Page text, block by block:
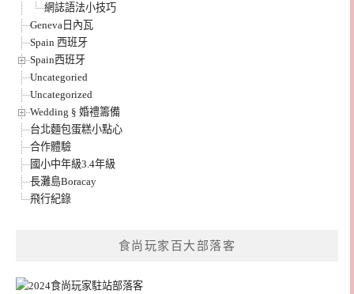
網誌語法小技巧
Geneva日內瓦
Spain 西班牙
Spain西班牙
Uncategoried
Uncategorized
Wedding § 婚禮籌備
台北麵包蛋糕小點心
合作體驗
國小中年級3.4年級
長灘島Boracay
飛行紀錄
食尚玩家百大部落客